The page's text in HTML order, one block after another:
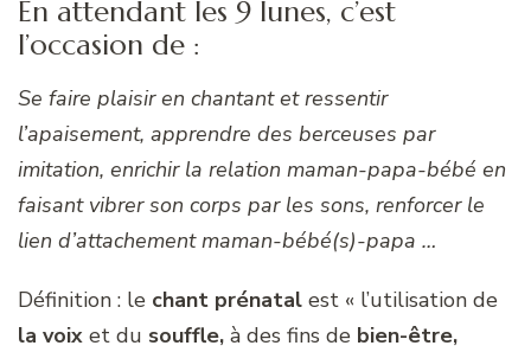
En attendant les 9 lunes, c’est
l’occasion de :
Se faire plaisir en chantant et ressentir
l’apaisement, apprendre des berceuses par
imitation, enrichir la relation maman-papa-bébé en
faisant vibrer son corps par les sons, renforcer le
lien d’attachement maman-bébé(s)-papa …
Définition : le chant prénatal est « l’utilisation de
la voix et du souffle, à des fins de bien-être,